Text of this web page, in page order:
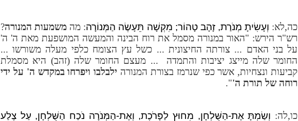
כה,לא: וְעָשִׂיתָ מְנֹרַת, זָהָב טָהוֹר; מִקְשָׁה תֵּעָשֶׂה הַמְּנוֹרָה: מה משמעות המנורה?
רש"ר הירש: "האור במנורה מסמל את רוח הבינה והמעשה המושפעת מאת ה' ה'
על בני האדם ... צורתה החיצונית ... כשל עץ הצומח כלפי מעלה משורשו ...
החומר שלה מייצג יציבות והתמדה
... מעצם החומר שלה (זהב) היא מסמלת
קביעות ונצחיות, אשר כפי שנרמז בצורת המנורה ילבלבו ויפרחו במקדש ה' על ידי
רוחה של תורת ה'".
כו,לה: וְשַׂמְתָּ אֶת-הַשֻּׁלְחָן, מִחוּץ לַפָּרֹכֶת, וְאֶת-הַמְּנֹרָה נֹכַח הַשֻּׁלְחָן, עַל צֶלַע